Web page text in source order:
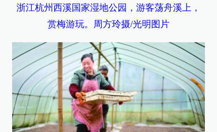
浙江杭州西溪国家湿地公园，游客荡舟溪上，
赏梅游玩。周方玲摄/光明图片